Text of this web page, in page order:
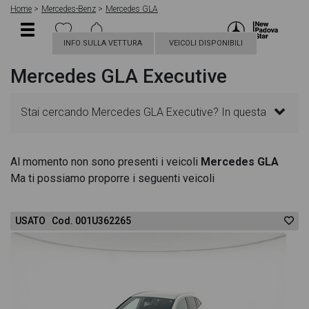
Home Mercedes-Benz Mercedes GLA
INFO SULLA VETTURA VEICOLI DISPONIBILI
Mercedes GLA Executive
Stai cercando Mercedes GLA Executive? In questa
veicolo Mercedes nuovo. Le schede veicolo sono
dettagliate e sempre aggiornate in modo da aiutarti
a scegliere quella più adatta alle tue necessità,
Al momento non sono presenti i veicoli Mercedes GLA
Ma ti possiamo proporre i seguenti veicoli
USATO Cod. 001U362265